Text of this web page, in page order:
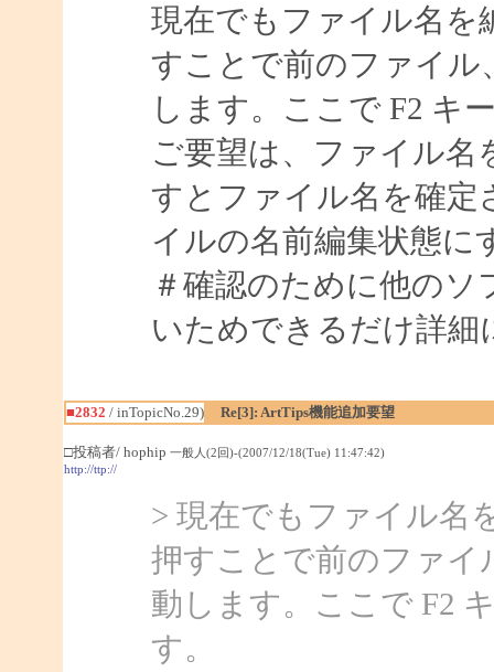
現在でもファイル名を
すことで前のファイル
します。ここで F2 キ
ご要望は、ファイル名
すとファイル名を確定
イルの名前編集状態に
＃確認のために他の
いためできるだけ詳
■2832 / inTopicNo.29) Re[3]: ArtTips機能追加要望
□投稿者/ hophip 一般人(2回)-(2007/12/18(Tue) 11:47:42)
http://ttp://
> 現在でもファイル名
押すことで前のファイ
動します。ここで F2
す。